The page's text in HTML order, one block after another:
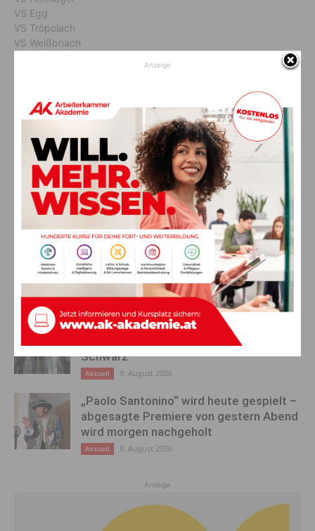
VS Egg
VS Tröpolach
VS Weißbriach
Vorheriger Artikel
Große Trauer in der VP Bezirk
Hermagor
Nächster Artikel
Interreg-Programme: Knapp 20
Millionen Euro fließen nach
Kärnten
AKTUELLES
Ein langes Leben ging zu Ende: Anna
Stulier im 106. Lebensjahr verstorben
8. August 2026
Ehrung für 50 Jahre Chorleitung:
Kärntner Lorbeer in Gold für Herwig
Schwarz
Aktuell 8. August 2026
„Paolo Santonino“ wird heute gespielt –
abgesagte Premiere von gestern Abend
wird morgen nachgeholt
Aktuell 8. August 2026
Anzeige
Anzeige